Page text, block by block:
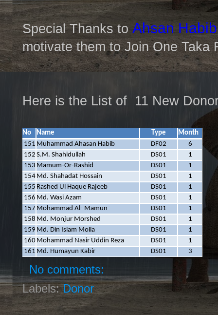
Special Thanks to Ahsan
motivate them to Join One Taka
Here is the List of 11 New
No Name Type
Month
151 Muhammad Ahasan Habib DF02
6
152 S.M. Shahidullah DS01
1
153 Mamum-Or-Rashid DS01
1
154 Md. Shahadat Hossain DS01
1
155 Rashed Ul Haque Rajeeb DS01
1
156 Md. Wasi Azam DS01
1
157 Mohammad Al- Mamun DS01
1
158 Md. Monjur Morshed DS01
1
159 Md. Din Islam Molla DS01
1
160 Mohammad Nasir Uddin Reza DS01
1
161 Md. Humayun Kabir DS01 3
No comments:
Labels:Donor